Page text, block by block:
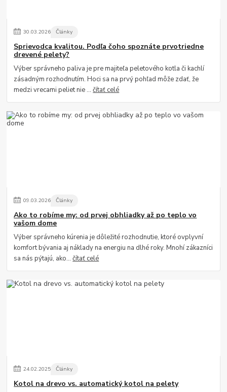
30.03.2026 Články
Sprievodca kvalitou. Podľa čoho spoznáte prvotriedne
drevené pelety?
Výber správneho paliva je pre majiteľa peletového kotla či kachlí
zásadným rozhodnutím. Hoci sa na prvý pohľad môže zdať, že
medzi vrecami peliet nie ...čítať celé
09.03.2026 Články
Ako to robíme my: od prvej obhliadky až po teplo vo
vašom dome
Výber správneho kúrenia je dôležité rozhodnutie, ktoré ovplyvní
komfort bývania aj náklady na energiu na dlhé roky. Mnohí zákazníci
sa nás pýtajú, ako...čítať celé
24.02.2025 Články
Kotol na drevo vs. automatický kotol na pelety